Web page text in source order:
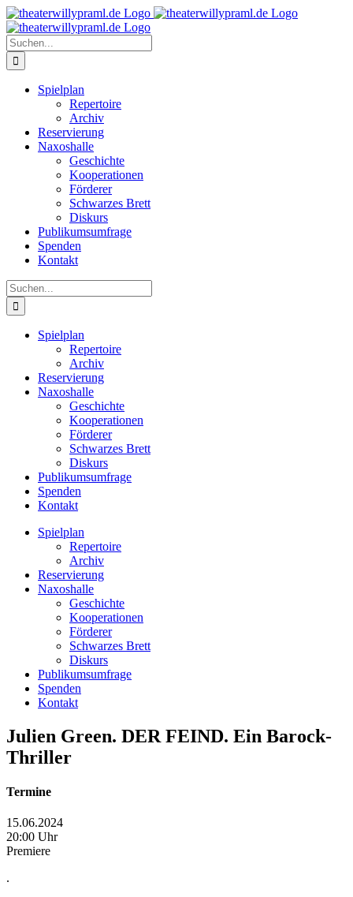
Zum
Inhalt
springen
Suche
nach:
Spielplan
Repertoire
Archiv
Reservierung
Naxoshalle
Geschichte
Kooperationen
Förderer
Schwarzes Brett
Diskurs
Publikumsumfrage
Spenden
Kontakt
Suche
nach:
Spielplan
Repertoire
Archiv
Reservierung
Naxoshalle
Geschichte
Kooperationen
Förderer
Schwarzes Brett
Diskurs
Publikumsumfrage
Spenden
Kontakt
Spielplan
Repertoire
Archiv
Reservierung
Naxoshalle
Geschichte
Kooperationen
Förderer
Schwarzes Brett
Diskurs
Publikumsumfrage
Spenden
Kontakt
Julien Green. DER FEIND. Ein Barock-
Thriller
Termine
15.06.2024
20:00 Uhr
Premiere
.